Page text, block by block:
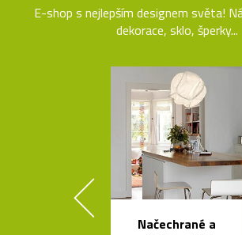
E-shop s nejlepším designem světa!
dekorace, sklo, šperky...
Načechrané a